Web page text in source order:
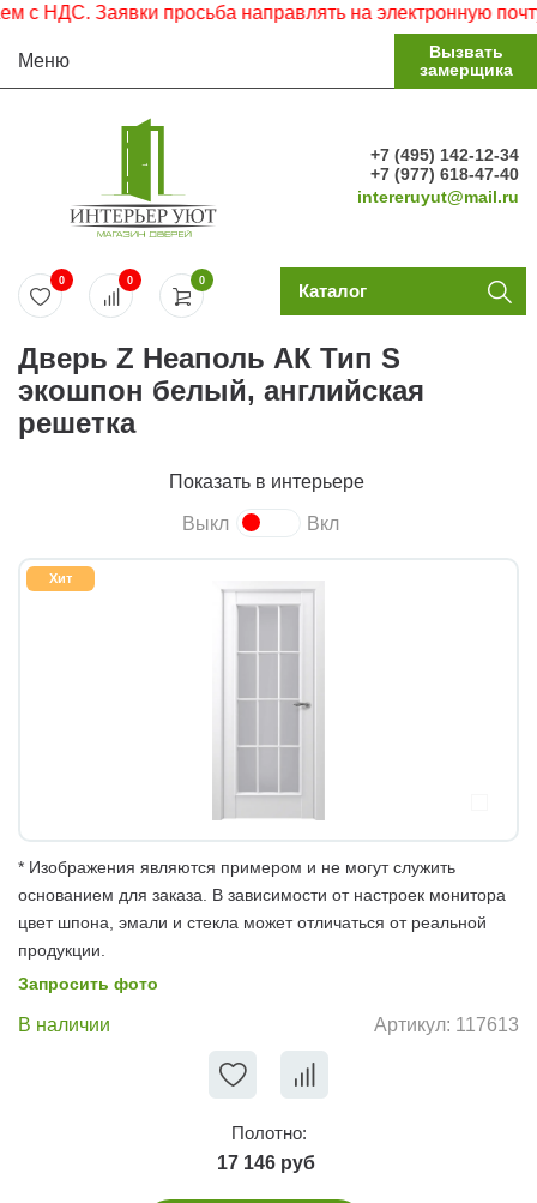
Заявки просьба направлять на электронную почту.
Меню
Вызвать
замерщика
+7 (495) 142-12-34
+7 (977) 618-47-40
intereruyut@mail.ru
0
0 0 Каталог
Дверь Z Неаполь АК Тип S
экошпон белый, английская
решетка
Показать в интерьере
Выкл Вкл
Хит
* Изображения являются примером и не могут служить
основанием для заказа. В зависимости от настроек монитора
цвет шпона, эмали и стекла может отличаться от реальной
продукции.
Запросить фото
В наличии Артикул: 117613
Полотно:
17 146 руб